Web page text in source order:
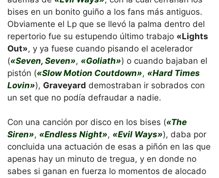
bises en un bonito guiño a los fans más antiguos.
Obviamente el Lp que se llevó la palma dentro del
repertorio fue su estupendo último trabajo «Lights
Out», y ya fuese cuando pisando el acelerador
(«Seven, Seven», «Goliath») o cuando bajaban el
pistón («Slow Motion Coutdown», «Hard Times
Lovin»), Graveyard demostraban ir sobrados con
un set que no podía defraudar a nadie.
Con una canción por disco en los bises («The
Siren», «Endless Night», «Evil Ways»), daba por
concluida una actuación de esas a piñón en las que
apenas hay un minuto de tregua, y en donde no
sabes si ganan en fuerza lo momentos de alocado